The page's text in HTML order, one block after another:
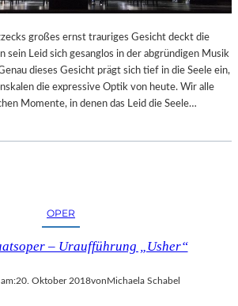
L
S
Ä
U
L
E
G
großes ernst trauriges Gesicht deckt die
sein Leid sich gesanglos in der abgründigen Musik
dieses Gesicht prägt sich tief in die Seele ein,
die expressive Optik von heute. Wir alle
Momente, in denen das Leid die Seele…
OPER
– Uraufführung „Usher“
20. Oktober 2018vonMichaela Schabel